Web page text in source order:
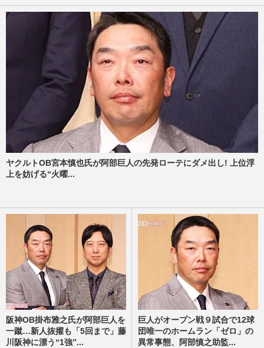
ヤクルトOB宮本慎也氏が阿部巨人の先発ローテにダメ出し! 上位浮
上を妨げる“火曜...
阪神OB掛布雅之氏が阿部巨人を
一蹴…新人抜擢も「5回まで」藤
川阪神に漂う“1強”...
巨人がオープン戦９試合で12球
団唯一のホームラン「ゼロ」の
異常事態、阿部慎之助監...